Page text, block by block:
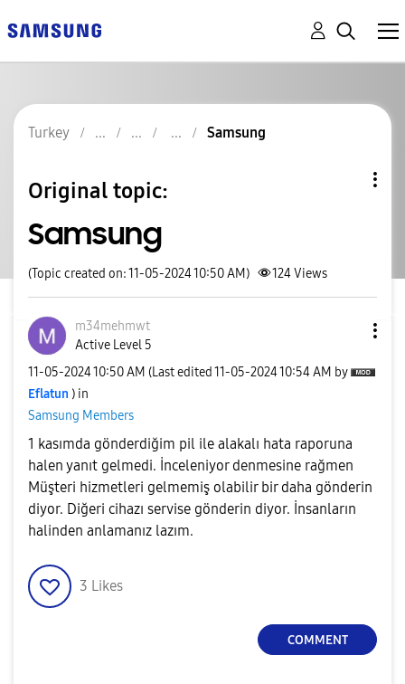
Turkey Samsung
Original topic:
Samsung
(Topic created on: 11-05-2024 10:50 AM) 124Views
m34mehmwt
Active Level 5
‎11-05-202410:50 AM (Last edited ‎11-05-202410:54 AM by
Eflatun ) in
Samsung Members
1 kasımda gönderdiğim pil ile alakalı hata raporuna
halen yanıt gelmedi. İnceleniyor denmesine rağmen
Müşteri hizmetleri gelmemiş olabilir bir daha gönderin
diyor. Diğeri cihazı servise gönderin diyor. İnsanların
halinden anlamanız lazım.
3 Likes
COMMENT